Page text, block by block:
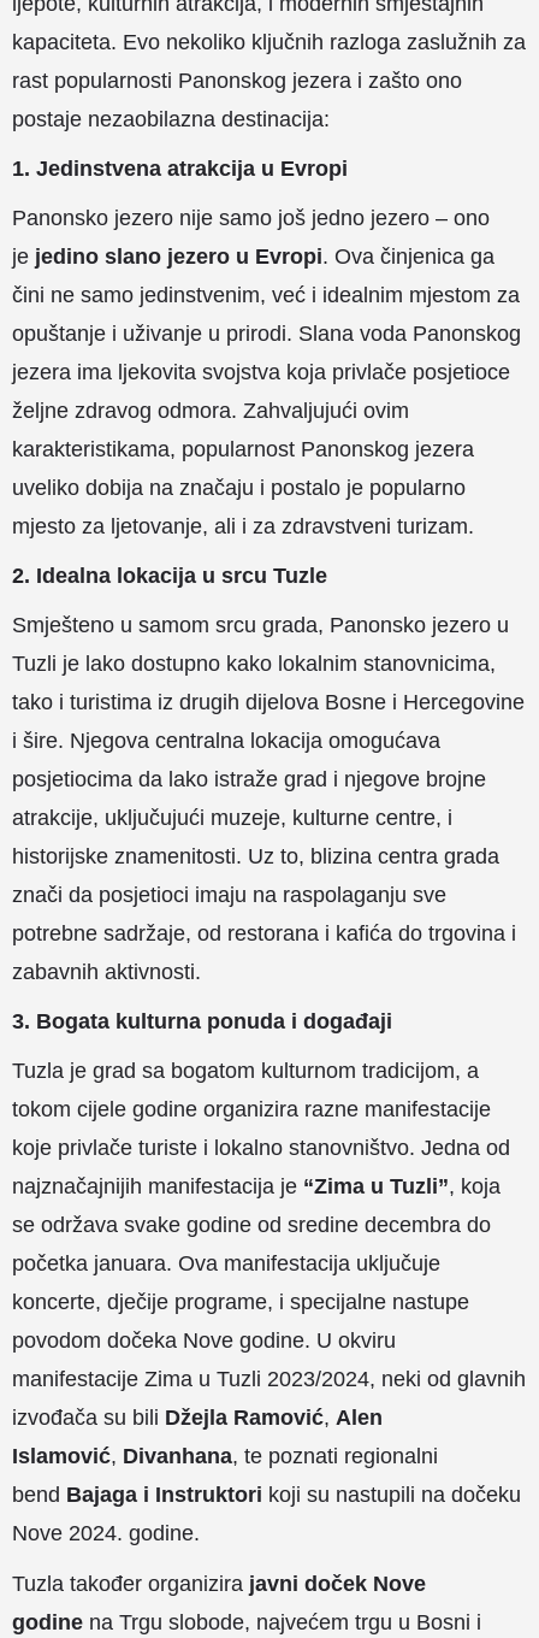
kapaciteta. Evo nekoliko ključnih razloga zaslužnih za
rast popularnosti Panonskog jezera i zašto ono
postaje nezaobilazna destinacija:
1. Jedinstvena atrakcija u Evropi
Panonsko jezero nije samo još jedno jezero – ono
je jedino slano jezero u Evropi. Ova činjenica ga
čini ne samo jedinstvenim, već i idealnim mjestom za
opuštanje i uživanje u prirodi. Slana voda Panonskog
jezera ima ljekovita svojstva koja privlače posjetioce
željne zdravog odmora. Zahvaljujući ovim
karakteristikama, popularnost Panonskog jezera
uveliko dobija na značaju i postalo je popularno
mjesto za ljetovanje, ali i za zdravstveni turizam.
2. Idealna lokacija u srcu Tuzle
Smješteno u samom srcu grada, Panonsko jezero u
Tuzli je lako dostupno kako lokalnim stanovnicima,
tako i turistima iz drugih dijelova Bosne i Hercegovine
i šire. Njegova centralna lokacija omogućava
posjetiocima da lako istraže grad i njegove brojne
atrakcije, uključujući muzeje, kulturne centre, i
historijske znamenitosti. Uz to, blizina centra grada
znači da posjetioci imaju na raspolaganju sve
potrebne sadržaje, od restorana i kafića do trgovina i
zabavnih aktivnosti.
3. Bogata kulturna ponuda i događaji
Tuzla je grad sa bogatom kulturnom tradicijom, a
tokom cijele godine organizira razne manifestacije
koje privlače turiste i lokalno stanovništvo. Jedna od
najznačajnijih manifestacija je “Zima u Tuzli”, koja
se održava svake godine od sredine decembra do
početka januara. Ova manifestacija uključuje
koncerte, dječije programe, i specijalne nastupe
povodom dočeka Nove godine. U okviru
manifestacije Zima u Tuzli 2023/2024, neki od glavnih
izvođača su bili Džejla Ramović, Alen
Islamović, Divanhana, te poznati regionalni
bend Bajaga i Instruktori koji su nastupili na dočeku
Nove 2024. godine​.
Tuzla također organizira javni doček Nove
godine na Trgu slobode, najvećem trgu u Bosni i